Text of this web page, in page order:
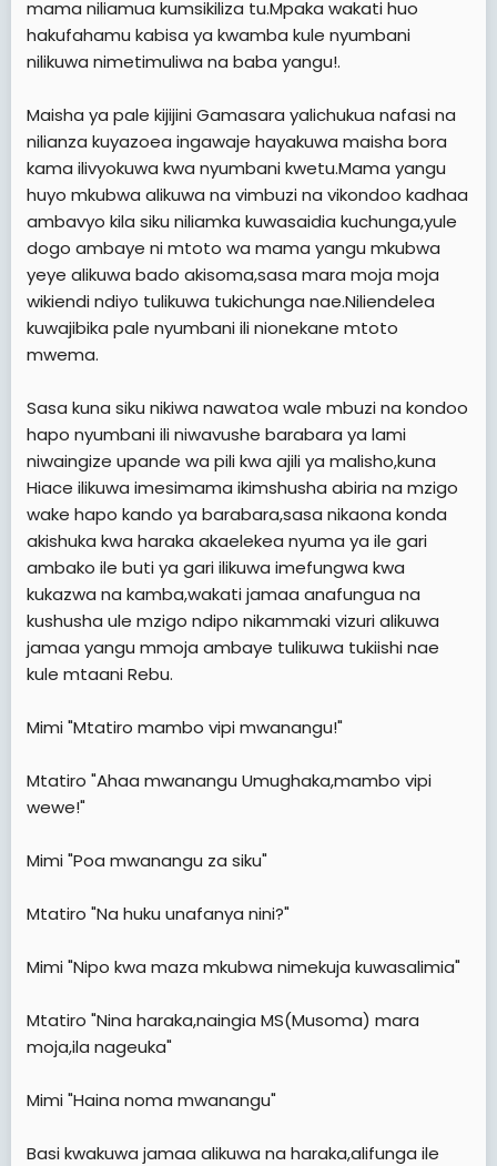
mama niliamua kumsikiliza tu.Mpaka wakati huo
hakufahamu kabisa ya kwamba kule nyumbani
nilikuwa nimetimuliwa na baba yangu!.
Maisha ya pale kijijini Gamasara yalichukua nafasi na
nilianza kuyazoea ingawaje hayakuwa maisha bora
kama ilivyokuwa kwa nyumbani kwetu.Mama yangu
huyo mkubwa alikuwa na vimbuzi na vikondoo kadhaa
ambavyo kila siku niliamka kuwasaidia kuchunga,yule
dogo ambaye ni mtoto wa mama yangu mkubwa
yeye alikuwa bado akisoma,sasa mara moja moja
wikiendi ndiyo tulikuwa tukichunga nae.Niliendelea
kuwajibika pale nyumbani ili nionekane mtoto
mwema.
Sasa kuna siku nikiwa nawatoa wale mbuzi na kondoo
hapo nyumbani ili niwavushe barabara ya lami
niwaingize upande wa pili kwa ajili ya malisho,kuna
Hiace ilikuwa imesimama ikimshusha abiria na mzigo
wake hapo kando ya barabara,sasa nikaona konda
akishuka kwa haraka akaelekea nyuma ya ile gari
ambako ile buti ya gari ilikuwa imefungwa kwa
kukazwa na kamba,wakati jamaa anafungua na
kushusha ule mzigo ndipo nikammaki vizuri alikuwa
jamaa yangu mmoja ambaye tulikuwa tukiishi nae
kule mtaani Rebu.
Mimi "Mtatiro mambo vipi mwanangu!"
Mtatiro "Ahaa mwanangu Umughaka,mambo vipi
wewe!"
Mimi "Poa mwanangu za siku"
Mtatiro "Na huku unafanya nini?"
Mimi "Nipo kwa maza mkubwa nimekuja kuwasalimia"
Mtatiro "Nina haraka,naingia MS(Musoma) mara
moja,ila nageuka"
Mimi "Haina noma mwanangu"
Basi kwakuwa jamaa alikuwa na haraka,alifunga ile